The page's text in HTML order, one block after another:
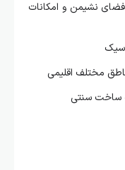
و امکانات
اقلیمی